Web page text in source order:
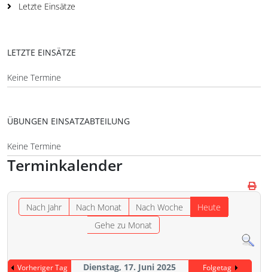
Letzte Einsätze
LETZTE EINSÄTZE
Keine Termine
ÜBUNGEN EINSATZABTEILUNG
Keine Termine
Terminkalender
Nach Jahr Nach Monat Nach Woche
Heute
Gehe zu Monat
Vorheriger Tag Dienstag, 17. Juni 2025 Folgetag